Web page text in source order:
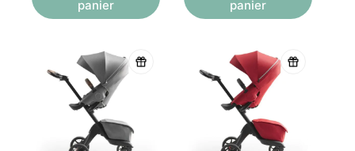
panier
panier